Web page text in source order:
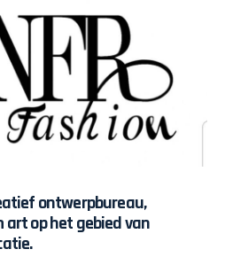
ontwerpbureau,
art op het gebied van